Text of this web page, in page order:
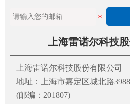
上海雷诺尔科技
上海雷诺尔科技股份有限公司
地址：上海市嘉定区城北路
(邮编：201807)